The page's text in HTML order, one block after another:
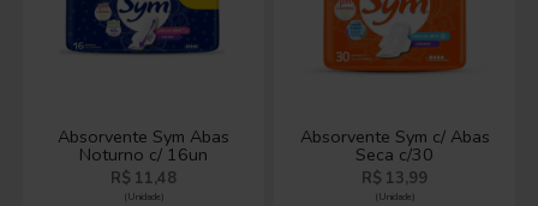
Absorvente Sym Abas
Noturno c/ 16un
R$ 11,48
(Unidade)
Absorvente Sym c/ Abas
Seca c/30
R$ 13,99
(Unidade)